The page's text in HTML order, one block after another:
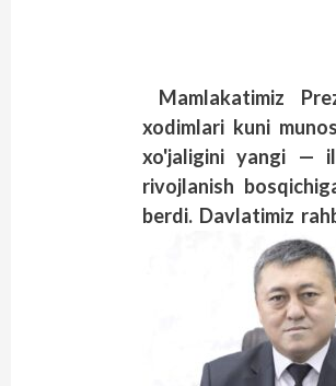
Mamlakatimiz
xodimlari kuni
xo'jaligini yangi —
rivojlanish
berdi. Davlatimiz